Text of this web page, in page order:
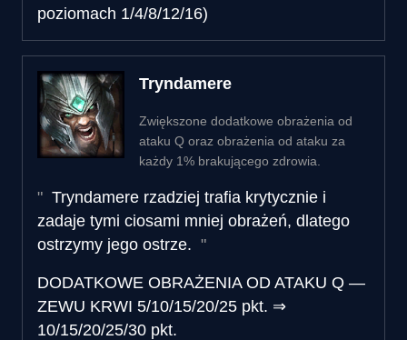
poziomach 1/4/8/12/16)
Tryndamere
Zwiększone dodatkowe obrażenia od
ataku Q oraz obrażenia od ataku za
każdy 1% brakującego zdrowia.
Tryndamere rzadziej trafia krytycznie i
zadaje tymi ciosami mniej obrażeń, dlatego
ostrzymy jego ostrze.
DODATKOWE OBRAŻENIA OD ATAKU Q —
ZEWU KRWI 5/10/15/20/25 pkt. ⇒
10/15/20/25/30 pkt.